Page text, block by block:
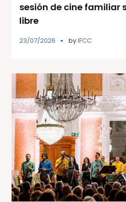
sesión de cine familiar
libre
23/07/2026 byIFCC